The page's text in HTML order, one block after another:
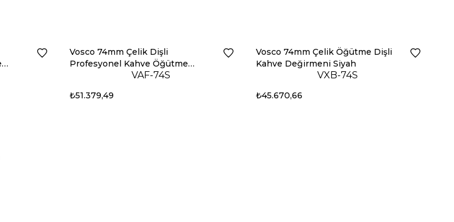
Vosco 74mm Çelik Dişli
Profesyonel Kahve Öğütme
Makinesi SiyahVAF-74S
₺51.379,49
Vosco 74mm Çelik Öğütme Dişli
Kahve Değirmeni Siyah
VXB-74S
₺45.670,66